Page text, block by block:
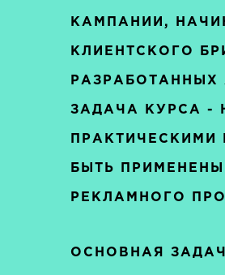
КАМПАНИИ,
КЛИЕНТСКОГО
РАЗРАБОТАННЫХ
ЗАДАЧА КУРСА -
ПРАКТИЧЕСКИМИ
БЫТЬ
РЕКЛАМНОГО
ОСНОВНАЯ